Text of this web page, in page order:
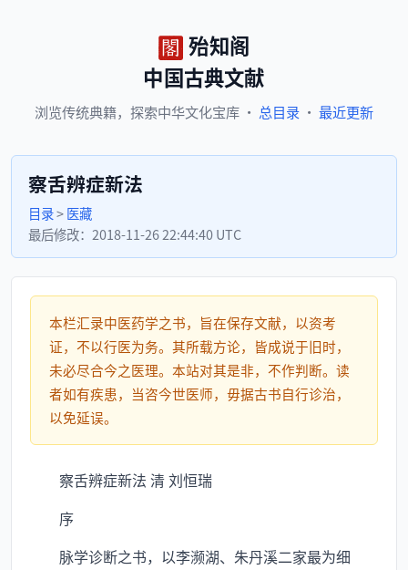
殆知阁
中国古典文献
浏览传统典籍， 探索中华文化宝库 · 总目录 · 最近更新
察舌辨症新法
目录>医藏
最后修改： 2018-11-26 22:44:40 UTC
本栏汇录中医药学之书，旨在保存文献，以资考
证，不以行医为务。其所载方论，皆成说于旧时，
未必尽合今之医理。本站对其是非，不作判断。读
者如有疾患，当咨今世医师，毋据古书自行诊治，
以免延误。
察舌辨症新法 清 刘恒瑞
序
脉学诊断之书，以李濒湖、朱丹溪二家最为细